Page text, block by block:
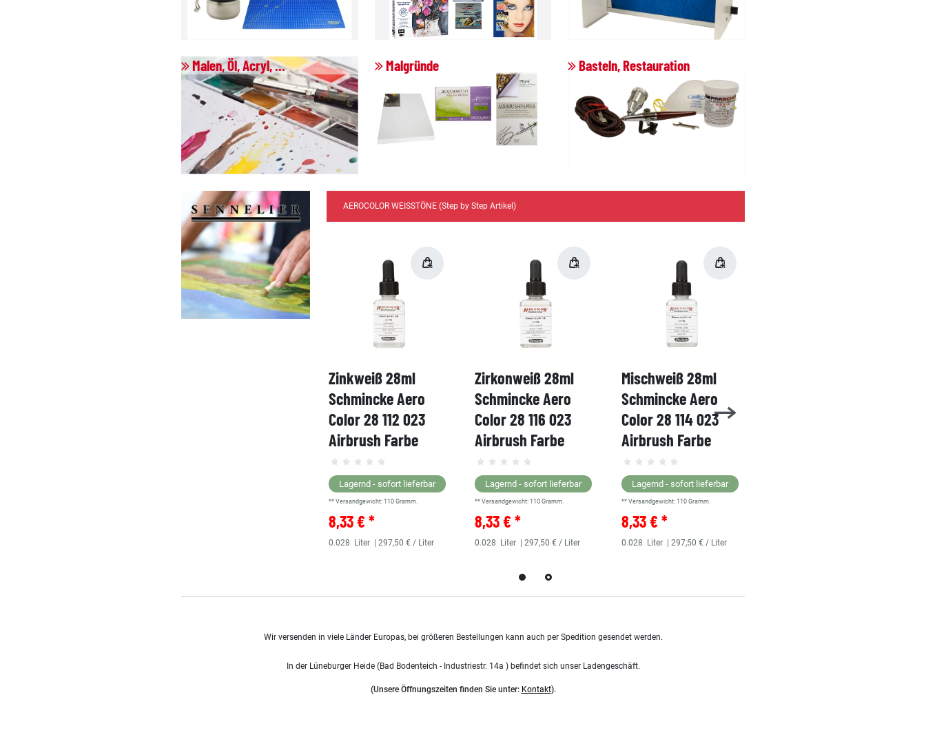
Malen, Öl, Acryl, ... Malgründe Basteln, Restauration
AEROCOLOR WEISSTÖNE (Step by Step Artikel)
Zinkweiß 28ml
Schmincke Aero
Color 28 112 023
Airbrush Farbe
Lagernd - sofort lieferbar
** Versandgewicht: 110 Gramm.
8,33 € *
0.028 Liter | 297,50 € / Liter
Zirkonweiß 28ml
Schmincke Aero
Color 28 116 023
Airbrush Farbe
Lagernd - sofort lieferbar
** Versandgewicht: 110 Gramm.
8,33 € *
0.028 Liter | 297,50 € / Liter
Mischweiß 28ml
Schmincke Aero
Color 28 114 023
Airbrush Farbe
Lagernd - sofort lieferbar
** Versandgewicht: 110 Gramm.
8,33 € *
0.028 Liter | 297,50 € / Liter
Wir versenden in viele Länder Europas, bei größeren Bestellungen kann auch per Spedition gesendet werden.
In der Lüneburger Heide (Bad Bodenteich - Industriestr. 14a ) befindet sich unser Ladengeschäft.
(Unsere Öffnungszeiten finden Sie unter: Kontakt).